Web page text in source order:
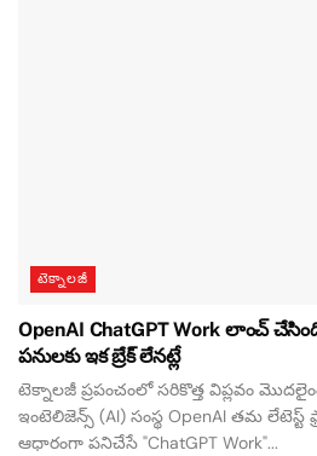
టెక్నాలజీ
OpenAI ChatGPT Work లాంచ్
పనులకు ఇక బ్రేక్ లేనట్లే
టెక్నాలజీ ప్రపంచంలో సరికొత్త విప్లవం
ఇంటెలిజెన్స్ (AI) సంస్థ OpenAI తమ
ఆధారంగా పనిచేసే "ChatGPT Work"...